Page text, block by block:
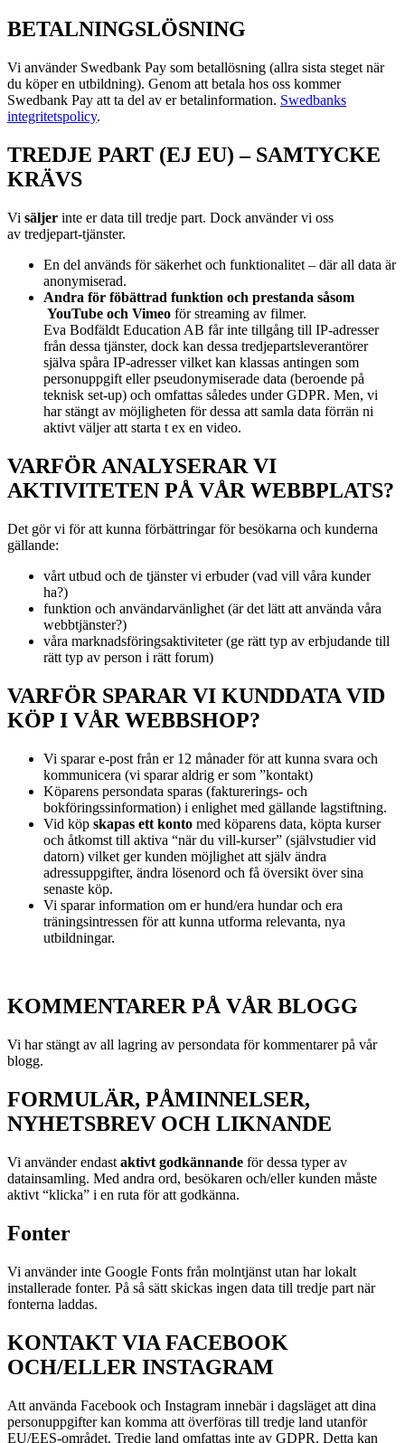
BETALNINGSLÖSNING
Vi använder Swedbank Pay som betallösning (allra sista steget när
du köper en utbildning). Genom att betala hos oss kommer
Swedbank Pay att ta del av er betalinformation. Swedbanks
integritetspolicy.
TREDJE PART (EJ EU) – SAMTYCKE
KRÄVS
Vi säljer inte er data till tredje part. Dock använder vi oss
av tredjepart-tjänster.
En del används för säkerhet och funktionalitet – där all data är
anonymiserad.
Andra för föbättrad funktion och prestanda såsom
YouTube och Vimeo för streaming av filmer.
Eva Bodfäldt Education AB får inte tillgång till IP-adresser
från dessa tjänster, dock kan dessa tredjepartsleverantörer
själva spåra IP-adresser vilket kan klassas antingen som
personuppgift eller pseudonymiserade data (beroende på
teknisk set-up) och omfattas således under GDPR. Men, vi
har stängt av möjligheten för dessa att samla data förrän ni
aktivt väljer att starta t ex en video.
VARFÖR ANALYSERAR VI
AKTIVITETEN PÅ VÅR WEBBPLATS?
Det gör vi för att kunna förbättringar för besökarna och kunderna
gällande:
vårt utbud och de tjänster vi erbuder (vad vill våra kunder
ha?)
funktion och användarvänlighet (är det lätt att använda våra
webbtjänster?)
våra marknadsföringsaktiviteter (ge rätt typ av erbjudande till
rätt typ av person i rätt forum)
VARFÖR SPARAR VI KUNDDATA VID
KÖP I VÅR WEBBSHOP?
Vi sparar e-post från er 12 månader för att kunna svara och
kommunicera (vi sparar aldrig er som ”kontakt)
Köparens persondata sparas (fakturerings- och
bokföringssinformation) i enlighet med gällande lagstiftning.
Vid köp skapas ett konto med köparens data, köpta kurser
och åtkomst till aktiva “när du vill-kurser” (självstudier vid
datorn) vilket ger kunden möjlighet att själv ändra
adressuppgifter, ändra lösenord och få översikt över sina
senaste köp.
Vi sparar information om er hund/era hundar och era
träningsintressen för att kunna utforma relevanta, nya
utbildningar.
KOMMENTARER PÅ VÅR BLOGG
Vi har stängt av all lagring av persondata för kommentarer på vår
blogg.
FORMULÄR, PÅMINNELSER,
NYHETSBREV OCH LIKNANDE
Vi använder endast aktivt godkännande för dessa typer av
datainsamling. Med andra ord, besökaren och/eller kunden måste
aktivt “klicka” i en ruta för att godkänna.
Fonter
Vi använder inte Google Fonts från molntjänst utan har lokalt
installerade fonter. På så sätt skickas ingen data till tredje part när
fonterna laddas.
KONTAKT VIA FACEBOOK
OCH/ELLER INSTAGRAM
Att använda Facebook och Instagram innebär i dagsläget att dina
personuppgifter kan komma att överföras till tredje land utanför
EU/EES-området. Tredje land omfattas inte av GDPR. Detta kan